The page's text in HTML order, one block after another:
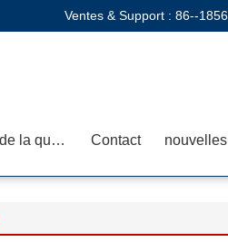
Ventes & Support : 86--
Contrôle de la qualité Contact nouvelles